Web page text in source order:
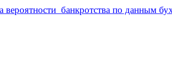
банкротства по данным